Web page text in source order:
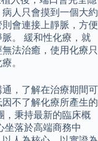
人只會摸到一個大約
會連接上靜脈，方便
。 緩和性化療，就
法治癒，使用化療只
。
，了解在治療期間可
不了解化療所產生的
，秉持最新的臨床概
坐落於高端商務中